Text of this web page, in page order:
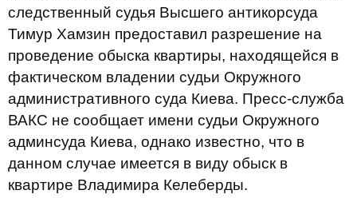
следственный судья Высшего антикорсуда
Тимур Хамзин предоставил разрешение на
проведение обыска квартиры, находящейся в
фактическом владении судьи Окружного
административного суда Киева. Пресс-служба
ВАКС не сообщает имени судьи Окружного
админсуда Киева, однако известно, что в
данном случае имеется в виду обыск в
квартире Владимира Келеберды.